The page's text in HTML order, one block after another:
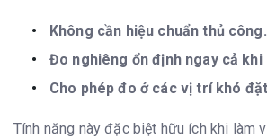
Không cần hiệu chuẩn thủ công.
Đo nghiêng ổn định ngay cả khi
Cho phép đo ở các vị trí khó
Tính năng này đặc biệt hữu ích khi làm